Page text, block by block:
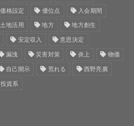
価格設定 優位点 入会期間
土地活用 地方 地方創生
安定収入 意思決定
漏洩 災害対策 炎上 物価
自己開示 荒れる 西野亮廣
資系